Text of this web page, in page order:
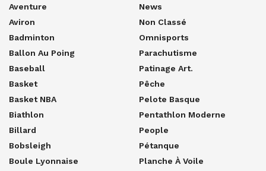
Aventure
Aviron
Badminton
Ballon Au Poing
Baseball
Basket
Basket NBA
Biathlon
Billard
Bobsleigh
Boule Lyonnaise
News
Non Classé
Omnisports
Parachutisme
Patinage Art.
Pêche
Pelote Basque
Pentathlon Moderne
People
Pétanque
Planche À Voile